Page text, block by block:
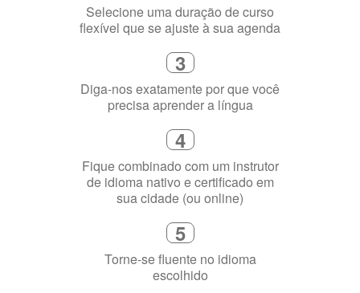
Selecione uma duração de curso
flexível que se ajuste à sua agenda
3
Diga-nos exatamente por que você
precisa aprender a língua
4
Fique combinado com um instrutor
de idioma nativo e certificado em
sua cidade (ou online)
5
Torne-se fluente no idioma
escolhido